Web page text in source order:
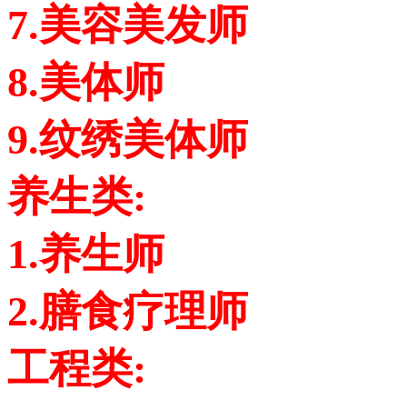
7.美容美发师
8.美体师
9.纹绣美体师
养生类:
1.养生师
2.膳食疗理师
工程类: